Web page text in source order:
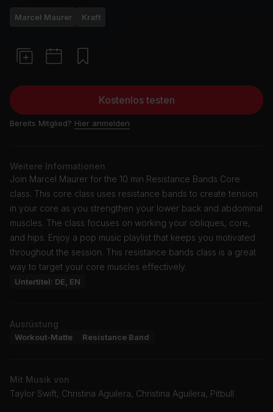
Marcel Maurer Kraft
Kostenlos testen
Bereits Mitglied? Hier anmelden
Weitere Informationen
Join Marcel Maurer for the 10 min Resistance Bands Core
class. This core class uses resistance bands to create tension
in your core as you strengthen your lower back and abdominal
muscles. The class focuses on working your obliques, core,
and hips. Enjoy a pop music playlist that keeps you motivated
throughout the session. This resistance bands class is a great
way to target your core muscles effectively.
Untertitel: DE, EN
Ausrüstung
Workout-Matte Resistance Band
Mit Musik von
Taylor Swift, Christina Aguilera, Christina Aguilera, Pitbull